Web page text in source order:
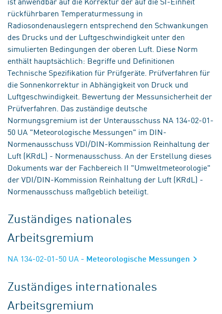
rückführbaren Temperaturmessung in
Radiosondenauslegern entsprechend den Schwankungen
des Drucks und der Luftgeschwindigkeit unter den
simulierten Bedingungen der oberen Luft. Diese Norm
enthält hauptsächlich: Begriffe und Definitionen
Technische Spezifikation für Prüfgeräte. Prüfverfahren für
die Sonnenkorrektur in Abhängigkeit von Druck und
Luftgeschwindigkeit. Bewertung der Messunsicherheit der
Prüfverfahren. Das zuständige deutsche
Normungsgremium ist der Unterausschuss NA 134-02-01-
50 UA "Meteorologische Messungen" im DIN-
Normenausschuss VDI/DIN-Kommission Reinhaltung der
Luft (KRdL) - Normenausschuss. An der Erstellung dieses
Dokuments war der Fachbereich II "Umweltmeteorologie"
der VDI/DIN-Kommission Reinhaltung der Luft (KRdL) -
Normenausschuss maßgeblich beteiligt.
Zuständiges nationales
Arbeitsgremium
NA 134-02-01-50 UA - Meteorologische Messungen
Zuständiges internationales
Arbeitsgremium